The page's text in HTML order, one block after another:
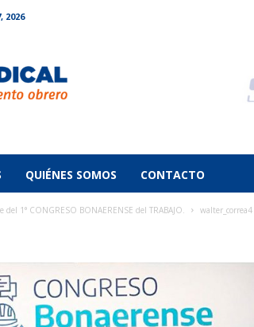
2026
QUIÉNES SOMOS CONTACTO
1° CONGRESO BONAERENSE del TRABAJO. walter_correa4